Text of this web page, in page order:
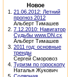
Новое
1. 21.06.2012: Летний
прогноз 2012
Альберт Тимашев
2. 7.12.2010: Навигатор
Судьбы www.DN.cx
Альберт Тимашев
3. 2011 год: основные
тренды
Сергей Сморовоз
4. Туризм по гороскопу
Наталья Жукович